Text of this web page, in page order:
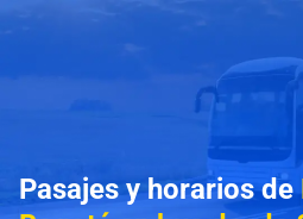
Pasajes y horarios de